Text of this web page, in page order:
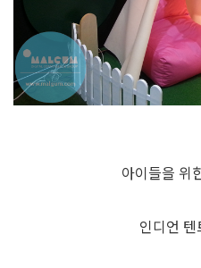
아이들을 위
인디언